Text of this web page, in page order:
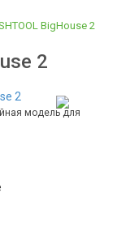
BigHouse 2
2
модель для